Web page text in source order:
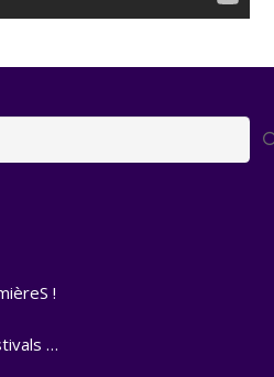
!
…